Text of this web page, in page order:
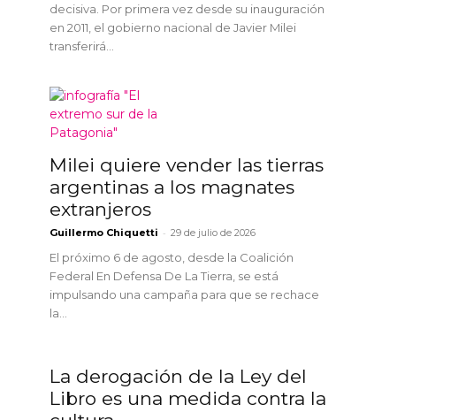
decisiva. Por primera vez desde su inauguración
en 2011, el gobierno nacional de Javier Milei
transferirá...
Milei quiere vender las tierras
argentinas a los magnates
extranjeros
Guillermo Chiquetti - 29 de julio de 2026
El próximo 6 de agosto, desde la Coalición
Federal En Defensa De La Tierra, se está
impulsando una campaña para que se rechace
la...
La derogación de la Ley del
Libro es una medida contra la